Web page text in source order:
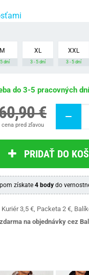
M
dní
XL
3 - 5 dní
XXL
3 - 5 dní
do 3-5 pracovných dní
€
cena pred zľavou
PRIDAŤ DO
získate 4 bodydo
Kuriér 3,5 €, Packeta 2 €,
na objednávky cez